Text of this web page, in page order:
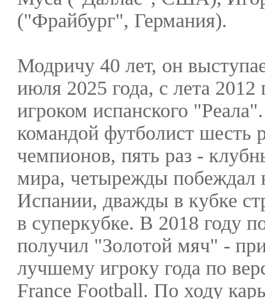
("Фрайбург", Германия).
Модричу 40 лет, он
июля 2025 года, с лета 2012
игроком испанского
командой футболист шесть
чемпионов, пять раз -
мира, четырежды побеждал
Испании, дважды в кубке
в суперкубке. В 2018 году
получил "Золотой мяч" -
лучшему игроку года по
France Football. По ходу